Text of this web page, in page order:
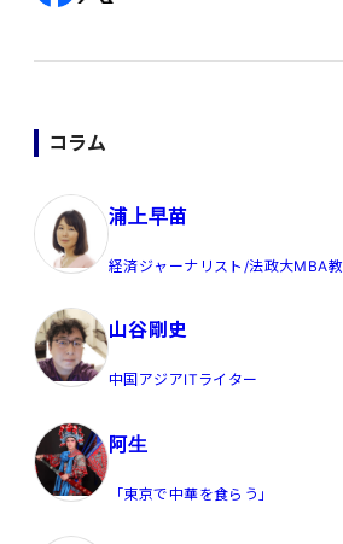
ー
ジ
り
コラム
浦上早苗
経済ジャーナリスト/法政大MBA
山谷剛史
中国アジアITライター
阿生
「東京で中華を食らう」